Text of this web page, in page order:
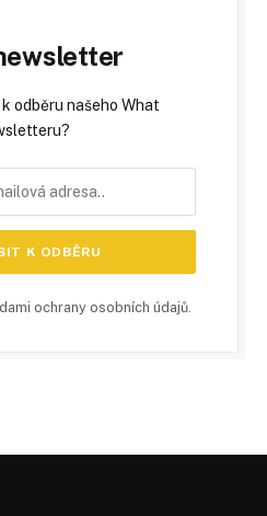
odběru našeho What
ochrany osobních údajů